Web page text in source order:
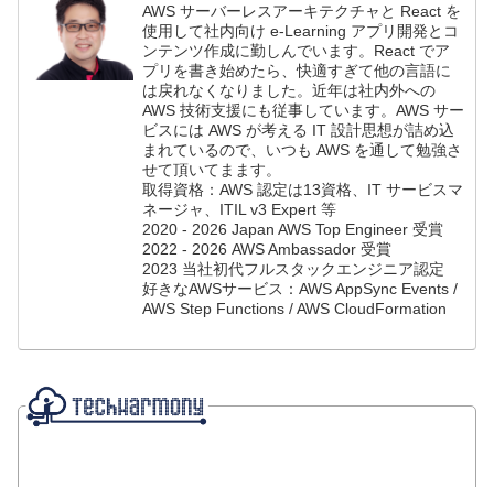
AWS サーバーレスアーキテクチャと React を
使用して社内向け e-Learning アプリ開発とコ
ンテンツ作成に勤しんでいます。React でア
プリを書き始めたら、快適すぎて他の言語に
は戻れなくなりました。近年は社内外への
AWS 技術支援にも従事しています。AWS サー
ビスには AWS が考える IT 設計思想が詰め込
まれているので、いつも AWS を通して勉強さ
せて頂いてまます。
取得資格：AWS 認定は13資格、IT サービスマ
ネージャ、ITIL v3 Expert 等
2020 - 2026 Japan AWS Top Engineer 受賞
2022 - 2026 AWS Ambassador 受賞
2023 当社初代フルスタックエンジニア認定
好きなAWSサービス：AWS AppSync Events /
AWS Step Functions / AWS CloudFormation